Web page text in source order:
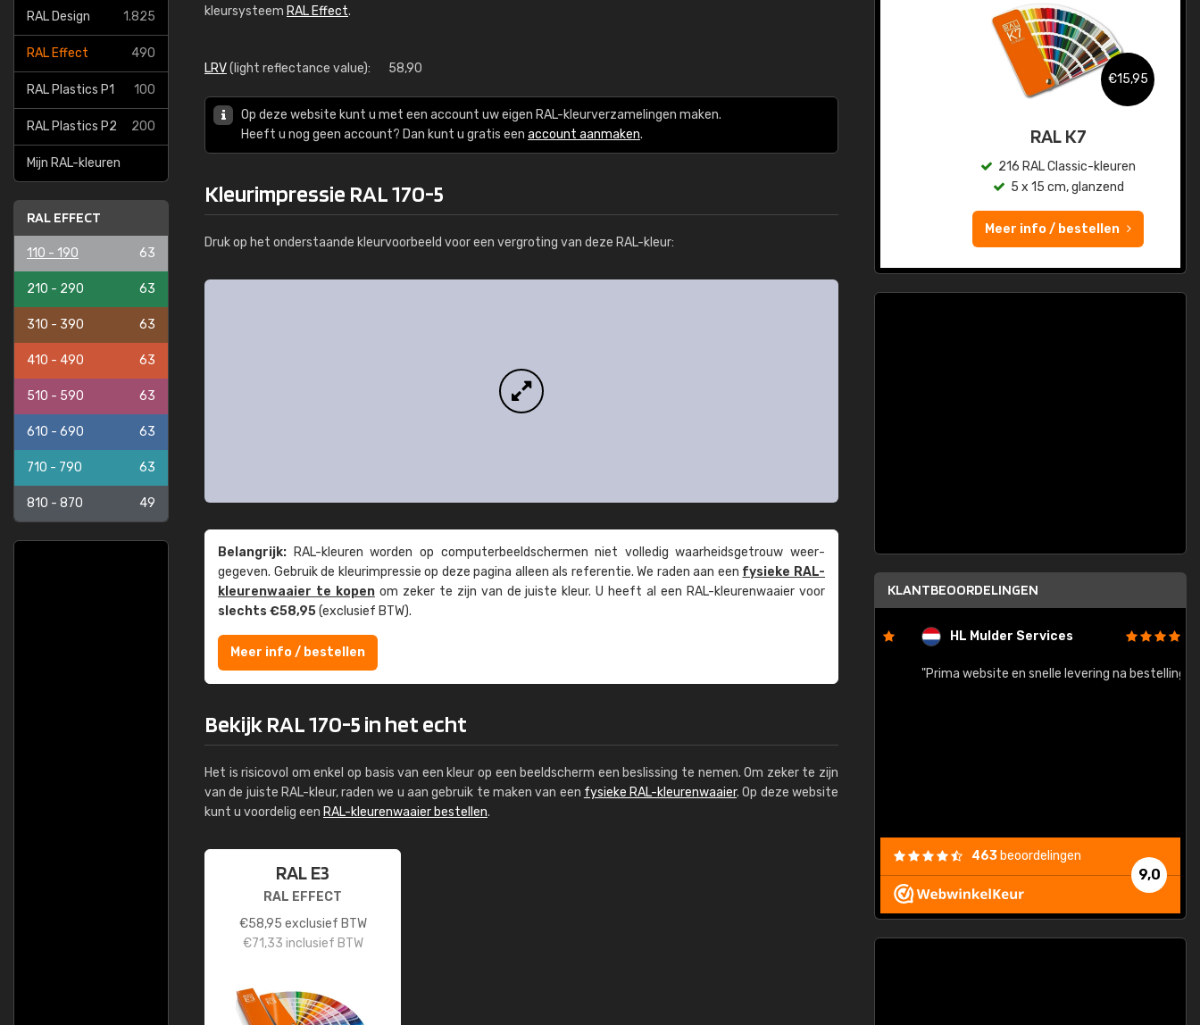
RAL Design 1.825
RAL Effect 490
RAL Plastics P1 100
RAL Plastics P2 200
Mijn RAL-kleuren
RAL EFFECT
110 - 190 63
210 - 290 63
310 - 390 63
410 - 490 63
510 - 590 63
610 - 690 63
710 - 790 63
810 - 870 49
kleursysteem RAL Effect.
LRV(light reflectance value): 58,90
Op deze website kunt u met een account uw eigen RAL-kleurverzamelingen maken.
Heeft u nog geen account? Dan kunt u gratis een account aanmaken.
Kleurimpressie RAL 170-5
Druk op het onderstaande kleurvoorbeeld voor een vergroting van deze RAL-kleur:
Belangrijk: RAL-kleuren worden op computer­beeld­schermen niet volledig waarheids­­getrouw weer­
gegeven. Gebruik de kleur­impressie op deze pagina alleen als referentie. We raden aan een fysieke RAL-
kleuren­waaier te kopenom zeker te zijn van de juiste kleur. U heeft al een RAL-kleuren­waaier voor
slechts €58,95(exclusief BTW).
Meer info / bestellen
Bekijk RAL 170-5 in het echt
Het is risicovol om enkel op basis van een kleur op een beeldscherm een beslissing te nemen. Om zeker te zijn
van de juiste RAL-kleur, raden we u aan gebruik te maken van een fysieke RAL-kleurenwaaier. Op deze website
kunt u voordelig een RAL-kleurenwaaier bestellen.
RAL E3
RAL EFFECT
€58,95 exclusief BTW
€71,33 inclusief BTW
RAL K7 op waterbasis
€15,95
RAL K7
216 RAL Classic-kleuren
5 x 15 cm, glanzend
Meer info / bestellen
KLANTBEOORDELINGEN
HL Mulder Services
"Prima website en snelle levering na bestelling"
9,0
463 beoordelingen